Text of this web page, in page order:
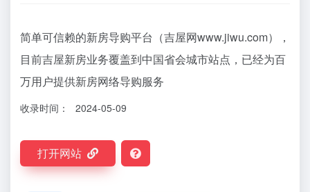
简单可信赖的新房导购平台（吉屋网www.jiwu.com），
目前吉屋新房业务覆盖到中国省会城市站点，已经为百
万用户提供新房网络导购服务
收录时间： 2024-05-09
打开网站